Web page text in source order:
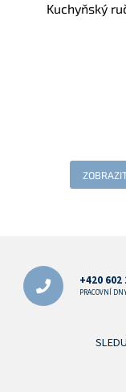
Kuchyňský
+420 602
PRACOVNÍ